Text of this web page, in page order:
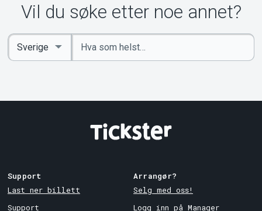
Vil du søke etter noe annet?
Angi
nøkkelord
Select
Country
Support
Last ner billett
Support
Arrangør?
Selg med oss!
Logg inn på Manager